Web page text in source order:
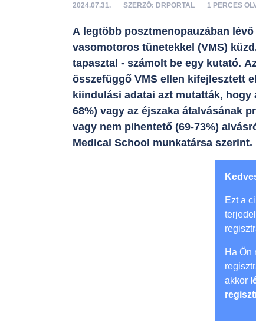
2024.07.31. SZERZŐ: DRPORTAL 1 PERCES
A legtöbb posztmenopauzában
vasomotoros tünetekkel (VMS)
tapasztal - számolt be egy kutató.
összefüggő VMS ellen kifejlesztett
kiindulási adatai azt mutatták,
68%) vagy az éjszaka átalvásának
vagy nem pihentető (69-73%)
Medical School munkatársa szerint.
Ezt a
Ha Ön
akkor